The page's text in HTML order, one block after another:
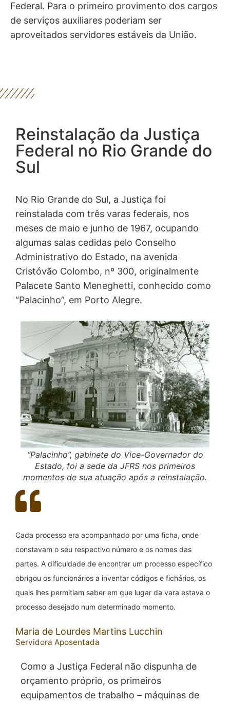
ilibada”, mediante a concordância do Senado
Federal. Para o primeiro provimento dos cargos
de serviços auxiliares poderiam ser
Reinstalação da Justiça
Federal no Rio Grande do
No Rio Grande do Sul, a Justiça foi
reinstalada com três varas federais, nos
meses de maio e junho de 1967, ocupando
algumas salas cedidas pelo Conselho
Administrativo do Estado, na avenida
Cristóvão Colombo, nº 300, originalmente
Palacete Santo Meneghetti, conhecido como
“Palacinho”, gabinete do Vice-Governador do
Estado, foi a sede da JFRS nos primeiros
momentos de sua atuação após a reinstalação.
Cada processo era acompanhado por uma ficha, onde
constavam o seu respectivo número e os nomes das
partes. A dificuldade de encontrar um processo específico
obrigou os funcionários a inventar códigos e fichários, os
quais lhes permitiam saber em que lugar da vara estava o
Maria de Lourdes Martins Lucchin
Como a Justiça Federal não dispunha de
orçamento próprio, os primeiros